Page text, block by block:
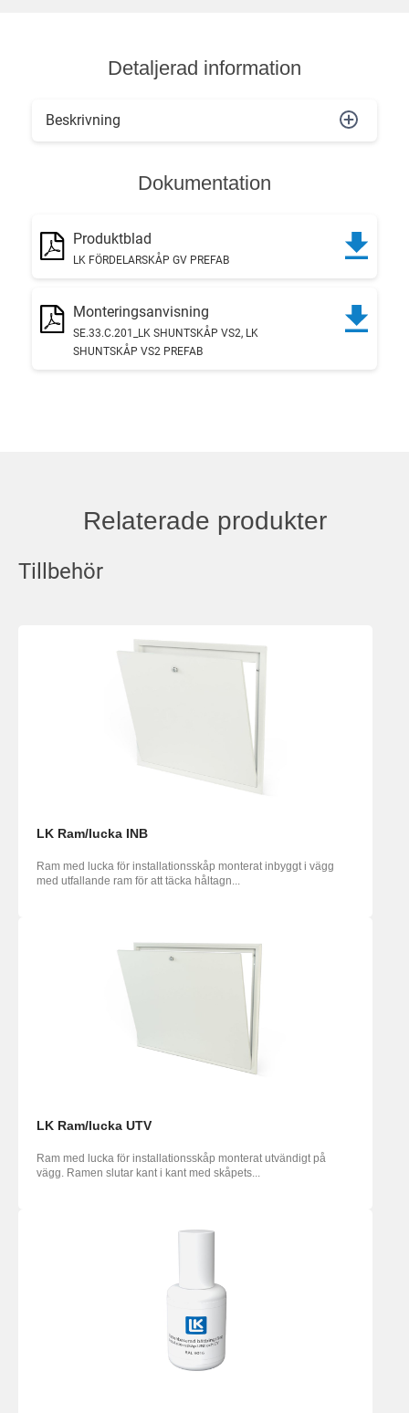
Detaljerad information
Beskrivning
Dokumentation
Produktblad
LK FÖRDELARSKÅP GV PREFAB
Monteringsanvisning
SE.33.C.201_LK SHUNTSKÅP VS2, LK
SHUNTSKÅP VS2 PREFAB
Relaterade produkter
Tillbehör
LK Ram/lucka INB
Ram med lucka för installationsskåp monterat inbyggt i vägg
med utfallande ram för att täcka håltagn...
LK Ram/lucka UTV
Ram med lucka för installationsskåp monterat utvändigt på
vägg. Ramen slutar kant i kant med skåpets...